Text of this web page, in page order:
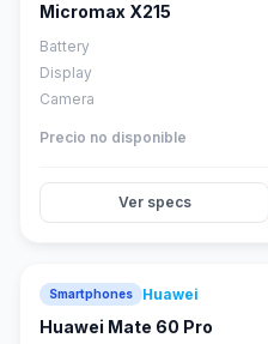
Micromax X215
Battery
Display
Camera
Precio no disponible
Ver specs
Smartphones Huawei
Huawei Mate 60 Pro